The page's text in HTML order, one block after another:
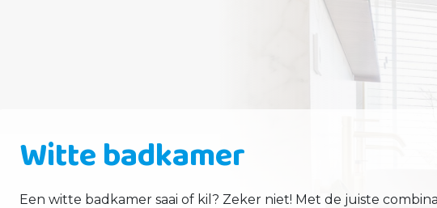
Witte badkamer
Een witte badkamer saai of kil? Zeker niet! Met de juiste